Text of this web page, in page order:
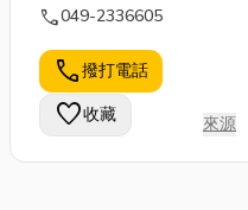
call049-2336605
call撥打電話
favorite收藏 來源